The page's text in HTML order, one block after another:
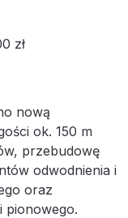
zł
nową
ok. 150 m
przebudowę
odwodnienia i
oraz
pionowego.